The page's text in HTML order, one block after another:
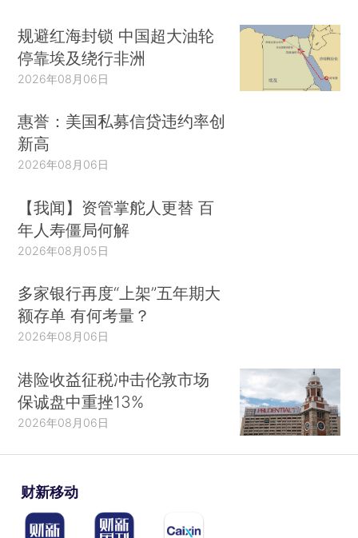
规避红海封锁 中国超大油轮
停靠埃及绕行非洲
2026年08月06日
惠誉：美国私募信贷违约率创
新高
2026年08月06日
【我闻】资管掌舵人更替 百
年人寿僵局何解
2026年08月05日
多家银行再度“上架”五年期大
额存单 有何考量？
2026年08月06日
港险收益征税冲击伦敦市场
保诚盘中重挫13%
2026年08月06日
财新移动